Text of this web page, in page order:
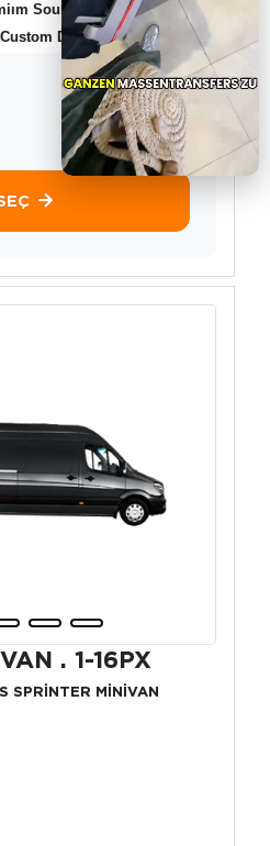
Sound System
Desing
. 1-16PX
SPRİNTER MİNİVAN